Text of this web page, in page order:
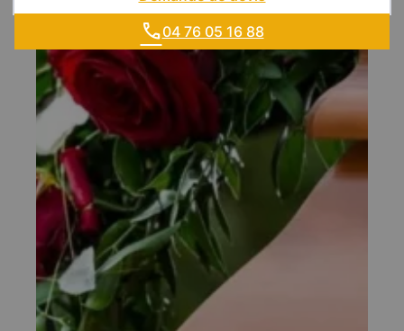
04 76 05 16 88